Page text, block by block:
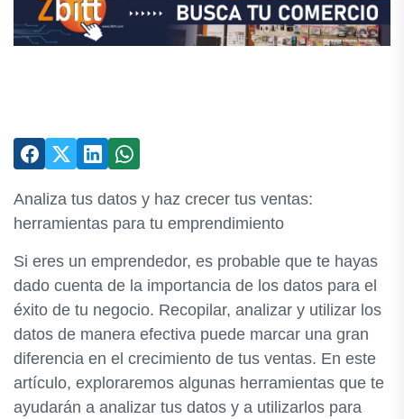
Analiza tus datos y haz crecer tus ventas:
herramientas para tu emprendimiento
Si eres un emprendedor, es probable que te hayas
dado cuenta de la importancia de los datos para el
éxito de tu negocio. Recopilar, analizar y utilizar los
datos de manera efectiva puede marcar una gran
diferencia en el crecimiento de tus ventas. En este
artículo, exploraremos algunas herramientas que te
ayudarán a analizar tus datos y a utilizarlos para